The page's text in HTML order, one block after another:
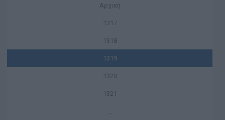
Αρχική
1317
1318
1319
1320
1321
...